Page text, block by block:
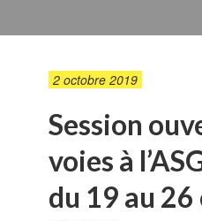
2 octobre 2019
Session
voies à
du 19 au